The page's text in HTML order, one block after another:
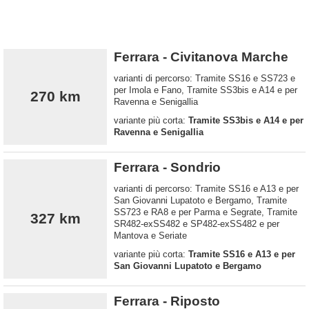
270 km
Ferrara - Civitanova Marche
varianti di percorso: Tramite SS16 e SS723 e
per Imola e Fano, Tramite SS3bis e A14 e per
Ravenna e Senigallia
variante più corta: Tramite SS3bis e A14 e per
Ravenna e Senigallia
327 km
Ferrara - Sondrio
varianti di percorso: Tramite SS16 e A13 e per
San Giovanni Lupatoto e Bergamo, Tramite
SS723 e RA8 e per Parma e Segrate, Tramite
SR482-exSS482 e SP482-exSS482 e per
Mantova e Seriate
variante più corta: Tramite SS16 e A13 e per
San Giovanni Lupatoto e Bergamo
Ferrara - Riposto